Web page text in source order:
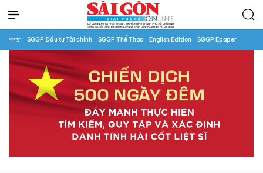
中文 SGGP Đầu tư Tài chính SGGP Thể Thao English Edition SGGP Epaper